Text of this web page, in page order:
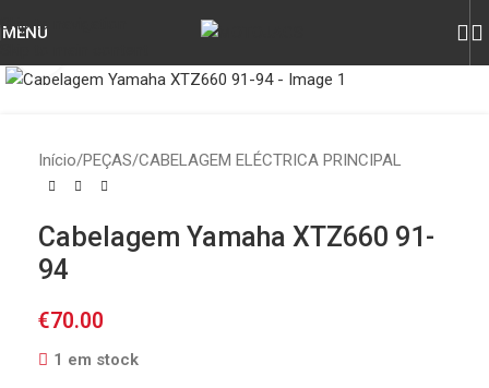
Skip to navigation
MENU
Início/PEÇAS/CABELAGEM ELÉCTRICA PRINCIPAL
Cabelagem Yamaha XTZ660 91-
94
€70.00
1 em stock